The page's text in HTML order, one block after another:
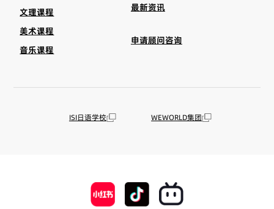
文理课程
美术课程
音乐课程
最新资讯
申请顾问咨询
ISI日语学校 WEWORLD集团